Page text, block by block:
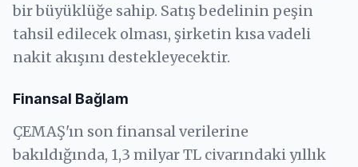
bir büyüklüğe sahip. Satış bedelinin peşin
tahsil edilecek olması, şirketin kısa vadeli
nakit akışını destekleyecektir.
Finansal Bağlam
ÇEMAŞ'ın son finansal verilerine
bakıldığında, 1,3 milyar TL civarındaki yıllık